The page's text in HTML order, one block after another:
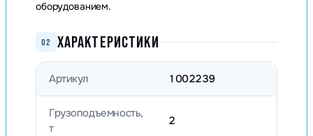
оборудованием.
02 ХАРАКТЕРИСТИКИ
Артикул 1002239
Грузоподъемность,
т
2